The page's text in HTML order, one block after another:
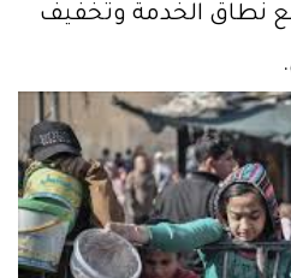
نطاق الخدمة وتخفيف